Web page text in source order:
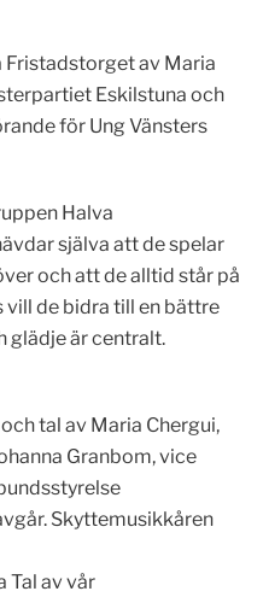
av Maria
Eskilstuna och
för Ung Vänsters
Halva
själva att de spelar
och att de alltid står på
vill de bidra till en bättre
glädje är centralt.
tal av Maria Chergui,
Granbom, vice
Skyttemusikkåren
Tal av vår